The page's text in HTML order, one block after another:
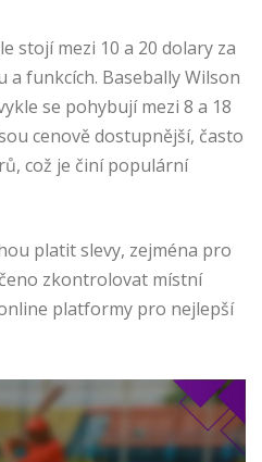
stojí mezi 10 a 20 dolary za
a funkcích. Basebally Wilson
se pohybují mezi 8 a 18
cenově dostupnější, často
což je činí populární
platit slevy, zejména pro
zkontrolovat místní
platformy pro nejlepší